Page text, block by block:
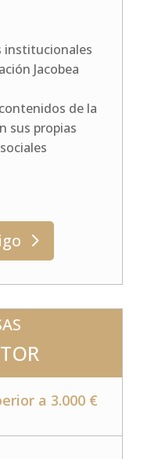
institucionales
Jacobea
de la
sus propias
a 3.000 €